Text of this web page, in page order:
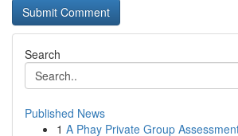
Search
Published News
1 A Phay Private Group